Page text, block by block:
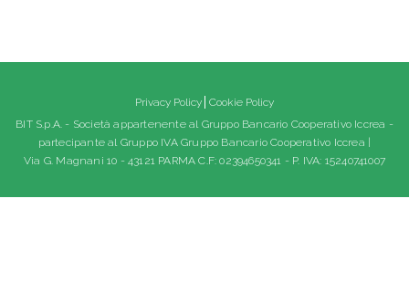
Privacy Policy Cookie Policy
BIT S.p.A. - Società appartenente al Gruppo Bancario Cooperativo Iccrea -
partecipante al Gruppo IVA Gruppo Bancario Cooperativo Iccrea |
Via G. Magnani 10 - 43121 PARMA C.F: 02394650341 - P. IVA: 15240741007